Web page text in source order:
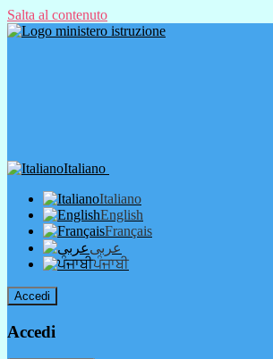
Salta al contenuto
Italiano
Italiano
English
Français
عربى
ਪੰਜਾਬੀ
Accedi
Accedi